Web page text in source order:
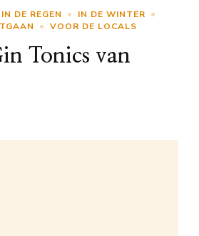
IN DE REGEN
IN DE WINTER
VOOR DE LOCALS
Tonics van